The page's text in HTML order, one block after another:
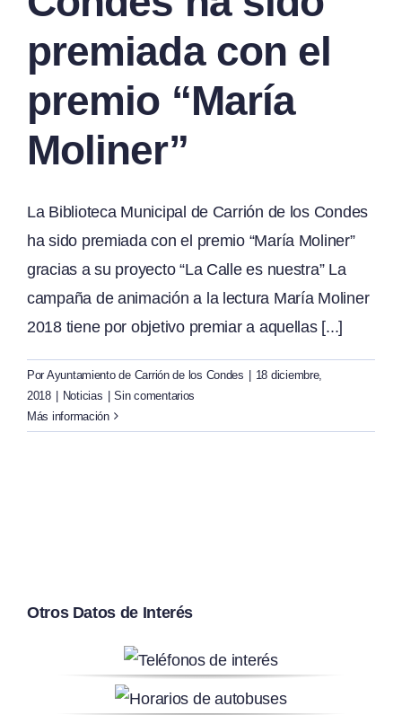
premiada con el
premio “María
Moliner”
La Biblioteca Municipal de Carrión de los Condes
ha sido premiada con el premio “María Moliner”
gracias a su proyecto “La Calle es nuestra” La
campaña de animación a la lectura María Moliner
2018 tiene por objetivo premiar a aquellas [...]
Por Ayuntamiento de Carrión de los Condes
18 diciembre,
2018
Noticias
Sin comentarios
Más información
Otros Datos de Interés